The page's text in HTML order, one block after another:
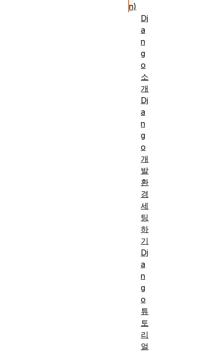
n)
Dj
a
n
g
o
소
개
Dj
a
n
g
o
개
발
환
경
세
팅
하
기
Dj
a
n
g
o
튜
토
리
얼